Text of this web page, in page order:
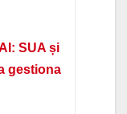
SUA și
gestiona